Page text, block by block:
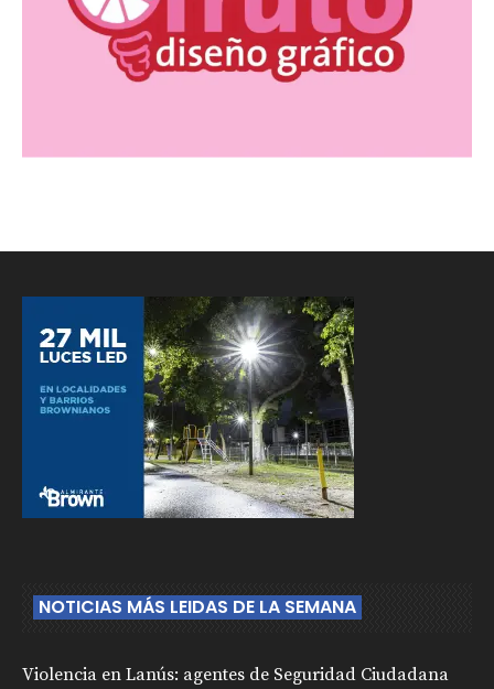
NOTICIAS MÁS LEIDAS DE LA SEMANA
Violencia en Lanús: agentes de Seguridad Ciudadana